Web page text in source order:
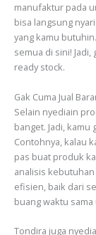
manufaktur pada
bisa langsung
yang kamu
semua di sini!
ready stock.
Gak Cuma Jual
Selain nyediain
banget. Jadi, kamu
Contohnya, kalau
pas buat produk
analisis
efisien, baik dari
buang waktu
Tondira juga